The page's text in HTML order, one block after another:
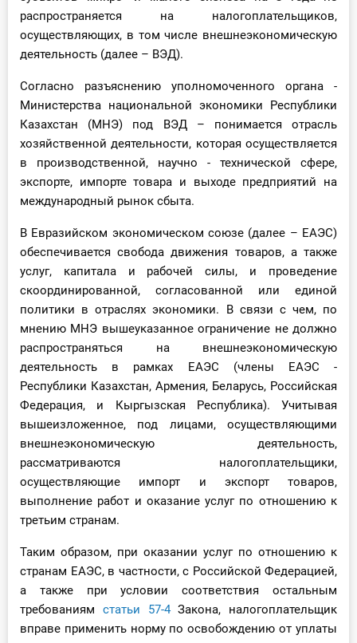
распространяется на налогоплательщиков,
осуществляющих, в том числе внешнеэкономическую
деятельность (далее – ВЭД).
Согласно разъяснению уполномоченного органа -
Министерства национальной экономики Республики
Казахстан (МНЭ) под ВЭД – понимается отрасль
хозяйственной деятельности, которая осуществляется
в производственной, научно - технической сфере,
экспорте, импорте товара и выходе предприятий на
международный рынок сбыта.
В Евразийском экономическом союзе (далее – ЕАЭС)
обеспечивается свобода движения товаров, а также
услуг, капитала и рабочей силы, и проведение
скоординированной, согласованной или единой
политики в отраслях экономики. В связи с чем, по
мнению МНЭ вышеуказанное ограничение не должно
распространяться на внешнеэкономическую
деятельность в рамках ЕАЭС (члены ЕАЭС -
Республики Казахстан, Армения, Беларусь, Российская
Федерация, и Кыргызская Республика). Учитывая
вышеизложенное, под лицами, осуществляющими
внешнеэкономическую деятельность,
рассматриваются налогоплательщики,
осуществляющие импорт и экспорт товаров,
выполнение работ и оказание услуг по отношению к
третьим странам.
Таким образом, при оказании услуг по отношению к
странам ЕАЭС, в частности, с Российской Федерацией,
а также при условии соответствия остальным
требованиям статьи 57-4Закона, налогоплательщик
вправе применить норму по освобождению от уплаты